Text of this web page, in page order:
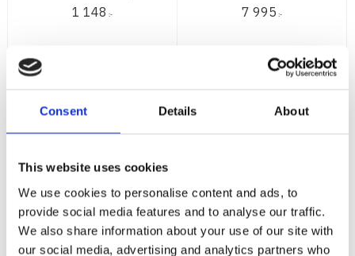
Consent Details About
This website uses cookies
We use cookies to personalise content and ads, to
provide social media features and to analyse our traffic.
We also share information about your use of our site with
our social media, advertising and analytics partners who
1 148 :- 7 995 :-
KÖP